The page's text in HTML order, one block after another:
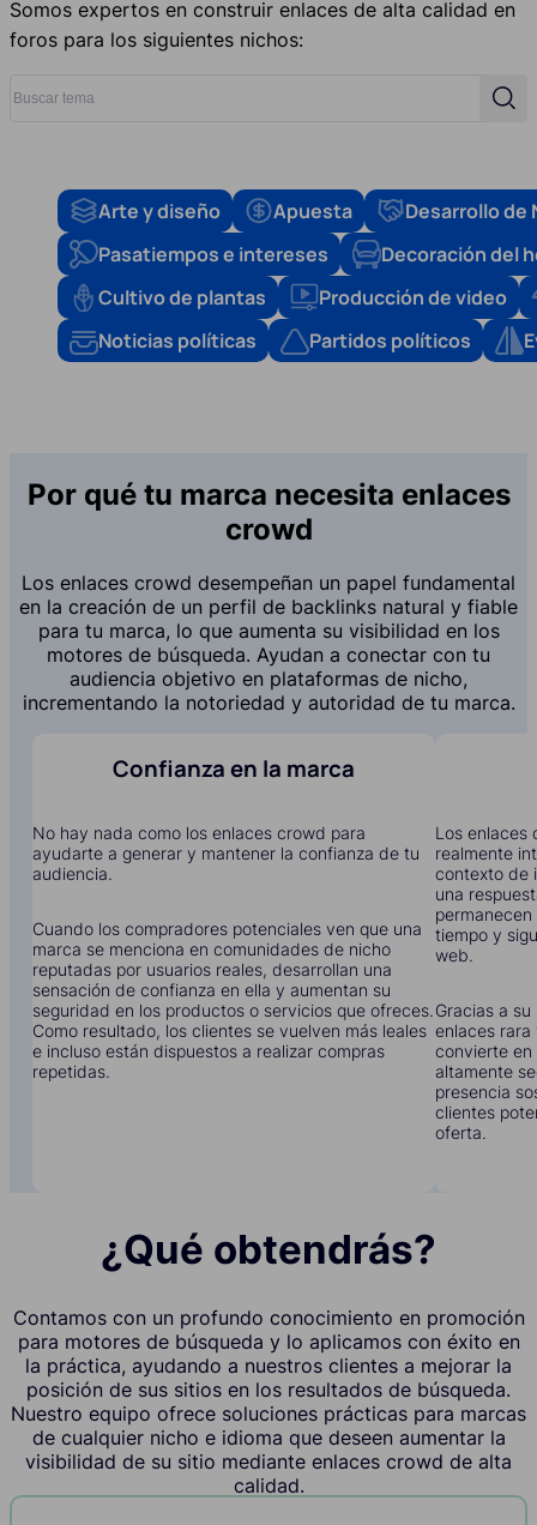
Somos expertos en construir enlaces de alta calidad en
foros para los siguientes nichos:
Arte y diseño Apuesta
Desarrollo de
Pasatiempos e intereses
Decoración del
Cultivo de plantas
Producción de video
Noticias políticas
Partidos políticos
Por qué tu marca necesita enlaces
crowd
Los enlaces crowd desempeñan un papel fundamental
en la creación de un perfil de backlinks natural y fiable
para tu marca, lo que aumenta su visibilidad en los
motores de búsqueda. Ayudan a conectar con tu
audiencia objetivo en plataformas de nicho,
incrementando la notoriedad y autoridad de tu marca.
Confianza en la marca
No hay nada como los enlaces crowd para
ayudarte a generar y mantener la confianza de tu
audiencia.
Cuando los compradores potenciales ven que una
marca se menciona en comunidades de nicho
reputadas por usuarios reales, desarrollan una
sensación de confianza en ella y aumentan su
seguridad en los productos o servicios que ofreces.
Como resultado, los clientes se vuelven más leales
e incluso están dispuestos a realizar compras
repetidas.
Los enlaces
realmente
contexto de
una
tiempo y
web.
Gracias a
enlaces rara
convierte en
altamente
presencia
clientes
oferta.
¿Qué obtendrás?
Contamos con un profundo conocimiento en promoción
para motores de búsqueda y lo aplicamos con éxito en
la práctica, ayudando a nuestros clientes a mejorar la
posición de sus sitios en los resultados de búsqueda.
Nuestro equipo ofrece soluciones prácticas para marcas
de cualquier nicho e idioma que deseen aumentar la
visibilidad de su sitio mediante enlaces crowd de alta
calidad.